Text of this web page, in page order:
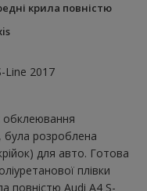
крила повністю
Line 2017
обклеювання
була розроблена
для авто. Готова
плівки
повністю Audi A4 S-